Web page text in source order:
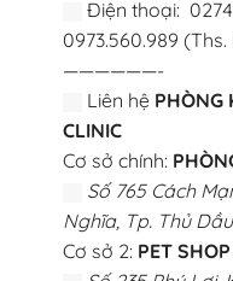
Điện thoại:
0973.560.989 (Ths.
——————-
Liên hệ PHÒNG
CLINIC
Cơ sở chính:
Số 765 Cách
Nghĩa, Tp. Thủ
Cơ sở 2: PET